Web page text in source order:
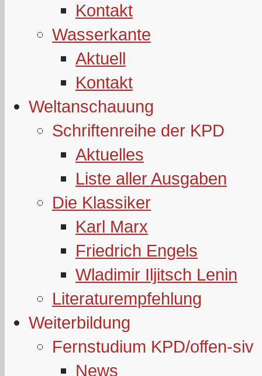
Kontakt
Wasserkante
Aktuell
Kontakt
Weltanschauung
Schriftenreihe der KPD
Aktuelles
Liste aller Ausgaben
Die Klassiker
Karl Marx
Friedrich Engels
Wladimir Iljitsch Lenin
Literaturempfehlung
Weiterbildung
Fernstudium KPD/offen-siv
News